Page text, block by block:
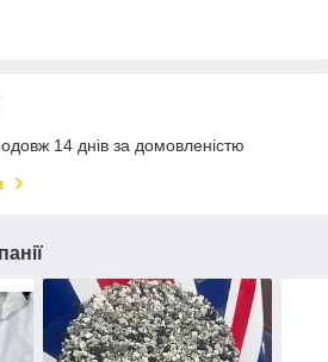
14 днів за домовленістю